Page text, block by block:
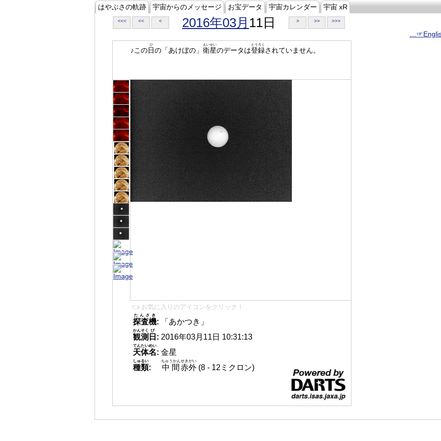
はやぶさの軌跡 宇宙からのメッセージ お宝データ 宇宙カレンダー 宇宙 xR
<<< << < 2016年03月 11日 > >> >>>
♪この日
ひ
の「あけぼの」 衛星
えいせい
のデータは登録
とうろく
されていません。
👈 お気に入りのアイコンをクリック！
探査機
たんさき
:
「あかつき」
観測
かんそく
日
び
: 2016年03月11日 10:31:13
天体名
てんたいめい
: 金星
種類
しゅるい
: 中間
ちゅうかん
赤外
せきがい
(8 - 12ミクロン)